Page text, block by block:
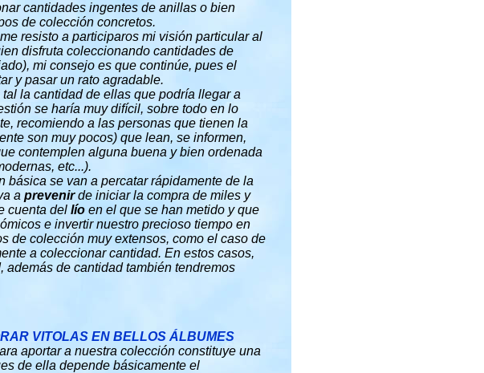
cantidades ingentes de anillas o bien
de colección concretos.
resisto a participaros mi visión particular al
disfruta coleccionando cantidades de
mi consejo es que continúe, pues el
y pasar un rato agradable.
la cantidad de ellas que podría llegar a
se haría muy difícil, sobre todo en lo
recomiendo a las personas que tienen la
son muy pocos) que lean, se informen,
contemplen alguna buena y bien ordenada
etc...).
básica se van a percatar rápidamente de la
a prevenirde iniciar la compra de miles y
cuenta del lío en el que se han metido y que
e invertir nuestro precioso tiempo en
de colección muy extensos, como el caso de
a coleccionar cantidad. En estos casos,
además de cantidad también tendremos
VITOLAS EN BELLOS ÁLBUMES
aportar a nuestra colección constituye una
de ella depende básicamente el